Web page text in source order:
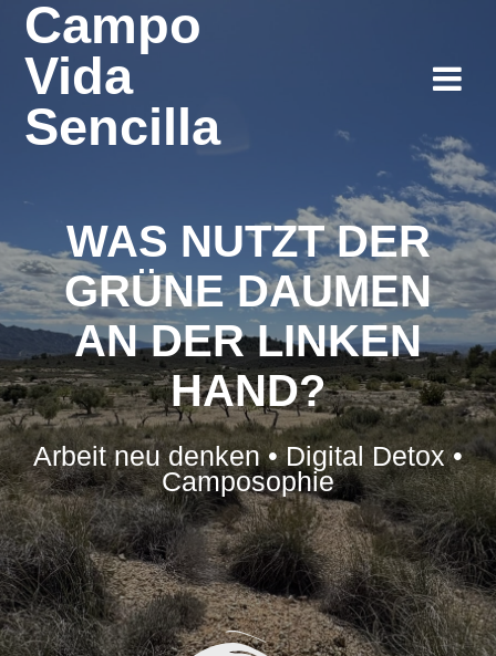
Campo
Vida
Sencilla
WAS NUTZT DER
GRÜNE DAUMEN
AN DER LINKEN
HAND?
Arbeit neu denken • Digital Detox •
Camposophie